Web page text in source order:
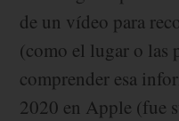
de un vídeo para
(como el lugar o las
comprender esa
2020 en Apple (fue